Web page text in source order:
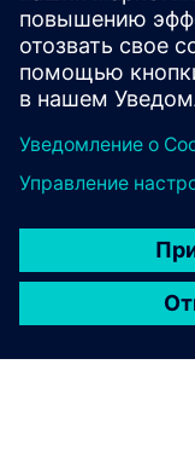
Service
Услуги по
обслуживанию